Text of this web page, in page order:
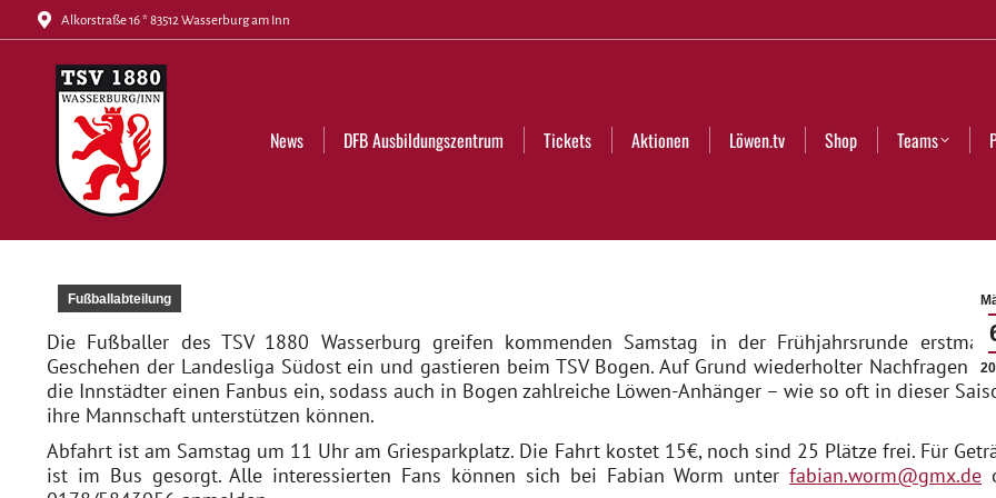
Alkorstraße 16 * 83512 Wasserburg am Inn
News DFB Ausbildungszentrum Tickets Aktionen Löwen.tv Shop Teams
Fußballabteilung
Die Fußballer des TSV 1880 Wasserburg greifen kommenden Samstag in der Frühjahrsrunde
Geschehen der Landesliga Südost ein und gastieren beim TSV Bogen. Auf Grund wiederholter Nachfragen
die Innstädter einen Fanbus ein, sodass auch in Bogen zahlreiche Löwen-Anhänger – wie so oft in dieser
ihre Mannschaft unterstützen können.
Abfahrt ist am Samstag um 11 Uhr am Griesparkplatz. Die Fahrt kostet 15€, noch sind 25 Plätze frei. Für
ist im Bus gesorgt. Alle interessierten Fans können sich bei Fabian Worm unterfabian.worm@gmx.de
News DFB Ausbildungszentrum Tickets Aktionen Löwen.tv Shop Teams Partner Club